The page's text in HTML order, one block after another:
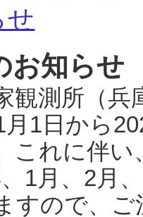
せ
お知らせ
観測所（
月1日から
これに伴い
1月、2月
すので、